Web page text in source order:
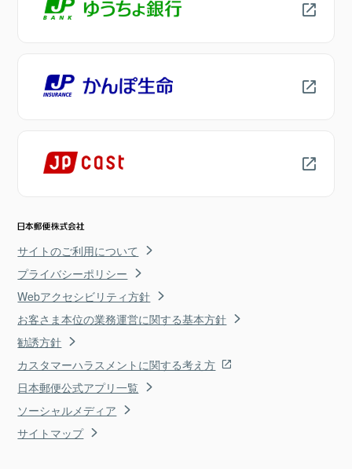
サイトのご利用について
プライバシーポリシー
Webアクセシビリティ方針
お客さま本位の業務運営に関する基本方針
勧誘方針
カスタマーハラスメントに関する考え方
日本郵便公式アプリ一覧
ソーシャルメディア
サイトマップ